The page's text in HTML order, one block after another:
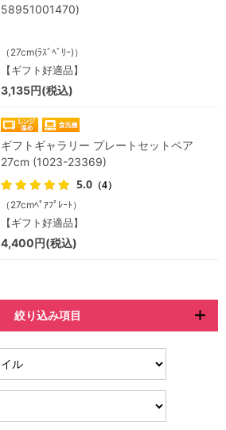
58951001470)
（27cm(ﾗｽﾞﾍﾞﾘｰ)）
【ギフト好適品】
3,135円(税込)
ギフトギャラリー プレートセットペア
27cm (1023-23369)
5.0 （4）
（27cmﾍﾟｱﾌﾟﾚｰﾄ）
【ギフト好適品】
4,400円(税込)
絞り込み項目